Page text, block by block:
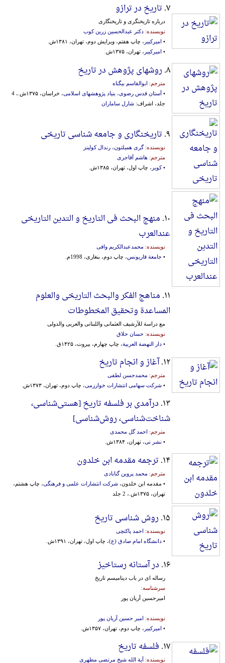
۷. تاریخ در ترازو
درباره تاریخنگری و تاریخنگاری
نویسنده: دکتر عبدالحسین زرین کوب
• امیرکبیر ، چاپ هفتم، ویرایش دوم، تهران، ۱۳۸۱ش.
• امیرکبیر ، تهران، ۱۳۷۵ش.
۸. روشهای پژوهش در تاریخ
مترجم: ابوالقاسم بیگناه
• آستان قدس رضوی، بنیاد پژوهشهای اسلامی
، خراسان، ۱۳۷۵ش.، 4
جلد، اشراف: شارل ساماران
۹. تاریخنگاری و جامعه شناسی تاریخی
نویسنده:گری همیلتون، رندال کولینز
مترجم: هاشم آقاجری
•کویر ، چاپ اول، تهران، ۱۳۸۵ش.
۱۰. منهج البحث فی التاریخ و التدین التاریخی
عندالعرب
نویسنده: محمدعبدالکریم وافی
• جامعة قاریونس، چاپ دوم، بنغاری، 1998م.
۱۱. مناهج الفکر والبحث التاریخی والعلوم
المساعدة وتحقیق المخطوطات
مع دراسة للآرشیف العثمانی واللبنانی والعربی والدولی
نویسنده: حسان حلاق
• دار النهضة العربیة، چاپ چهارم، بیروت، ۱۴۲۵ق.
۱۲. آغاز و انجام تاریخ
مترجم: محمدحسن لطفی
• شرکت سهامی انتشارات خوارزمی، چاپ دوم، تهران، ۱۳۷۳ش.
۱۳. درآمدی بر فلسفه تاریخ [هستی‌شناسی‌،
شناخت‌شناسی‌، روش‌شناسی‌]
مترجم: احمد گل محمدی
• نشر نی، تهران، ۱۳۸۴ش.
۱۴. ترجمه مقدمه ابن خلدون
مترجم: محمد پروین گنابادی
• مقدمه ابن خلدون، شرکت انتشارات علمی و فرهنگی، چاپ هشتم،
تهران، ۱۳۷۵ش.، 2 جلد
۱۵. روش شناسی تاریخ
نویسنده: احمد پاکتچی
• دانشگاه امام صادق (ع)، چاپ اول، تهران، ۱۳۹۱ش.
۱۶. در آستانه رستاخیز
رساله ای در باب دینامیسم تاریخ
سرشناسه:
امیرحسین آریان پور
نویسنده: امیر حسین آریان پور
• امیرکبیر ، چاپ دوم، تهران، ۱۳۵۷ش.
۱۷. فلسفه تاریخ
نویسنده: آیة الله شیخ مرتضی مطهری